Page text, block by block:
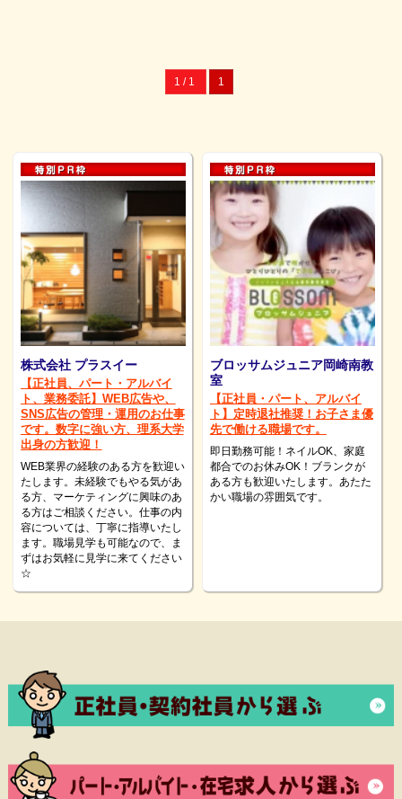
1 / 1 1
株式会社 プラスイー
【正社員、パート・アルバイ
ト、業務委託】WEB広告や、
SNS広告の管理・運用のお仕事
です。数字に強い方、理系大学
出身の方歓迎！
WEB業界の経験のある方を歓迎い
たします。未経験でもやる気があ
る方、マーケティングに興味のあ
る方はご相談ください。仕事の内
容については、丁寧に指導いたし
ます。職場見学も可能なので、ま
ずはお気軽に見学に来てください
☆
ブロッサムジュニア岡崎南教
室
【正社員・パート、アルバイ
ト】定時退社推奨！お子さま優
先で働ける職場です。
即日勤務可能！ネイルOK、家庭
都合でのお休みOK！ブランクが
ある方も歓迎いたします。あたた
かい職場の雰囲気です。